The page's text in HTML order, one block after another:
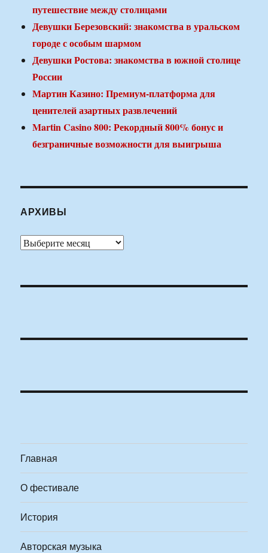
путешествие между столицами
Девушки Березовский: знакомства в уральском
городе с особым шармом
Девушки Ростова: знакомства в южной столице
России
Мартин Казино: Премиум-платформа для
ценителей азартных развлечений
Martin Casino 800: Рекордный 800% бонус и
безграничные возможности для выигрыша
АРХИВЫ
Архивы
Главная
О фестивале
История
Авторская музыка